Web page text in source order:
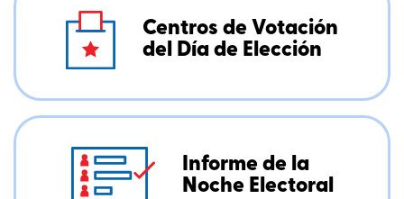
Centros de Votación
del Día de Elección
Informe de la
Noche Electoral